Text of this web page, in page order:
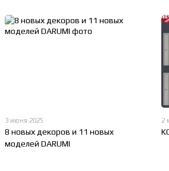
3 июня 2025
8 новых декоров и 11 новых
моделей DARUMI
2